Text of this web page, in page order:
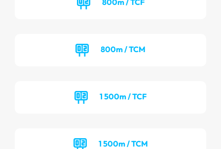
800m / TCM
1 500m / TCF
1 500m / TCM